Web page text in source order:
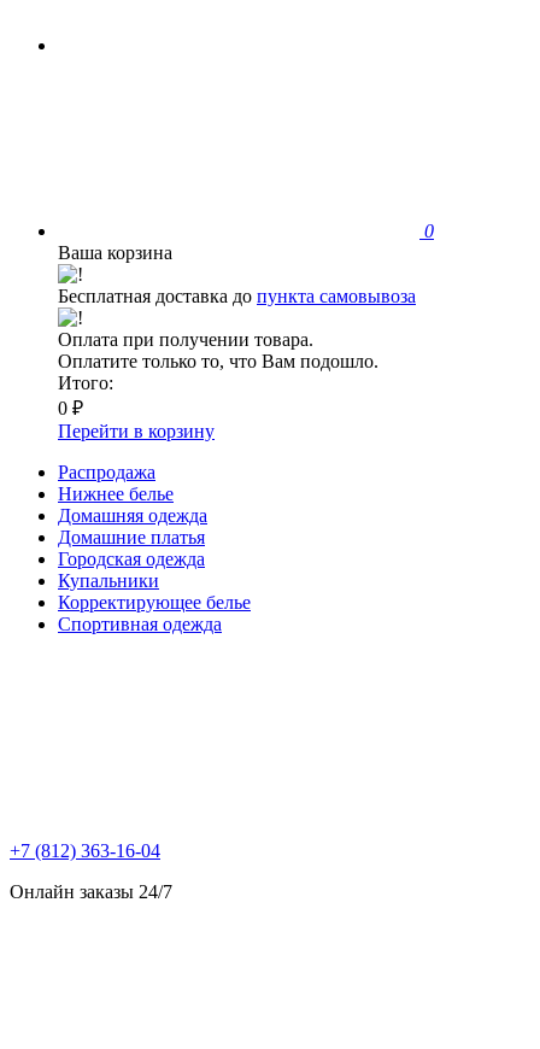
0
Ваша корзина
Бесплатная доставка до пункта самовывоза
Оплата при получении товара.
Оплатите только то, что Вам подошло.
Итого:
0 ₽
Перейти в корзину
Распродажа
Нижнее белье
Домашняя одежда
Домашние платья
Городская одежда
Купальники
Корректирующее белье
Спортивная одежда
+7 (812) 363-16-04
Онлайн заказы 24/7